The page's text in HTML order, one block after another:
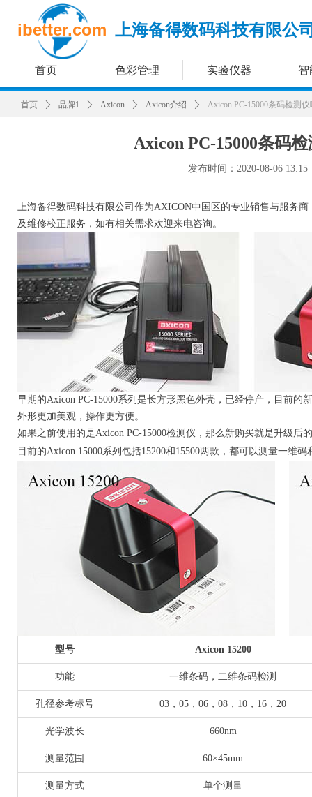
首页 色彩管理 实验仪器 智
ibetter.com 上海备得数码科技有限公
Axicon PC-15000条码
发布时间： 2020-08-06 13:15
上海备得数码科技有限公司作为AXICON中国区的专业销售与服务
及维修校正服务，如有相关需求欢迎来电咨询。
早期的Axicon PC-15000系列是长方形黑色外壳，已经停产，目前
外形更加美观，操作更方便。
如果之前使用的是Axicon PC-15000检测仪，那么新购买就是升级后
目前的Axicon 15000系列包括15200和15500两款，都可以测量一维
型号 Axicon 15200
功能 一维条码，二维条码检测
孔径参考标号 03，05，06，08，10，16，20
光学波长 660nm
测量范围 60×45mm
测量方式 单个测量
首页 ꄲ 品牌1 ꄲ Axicon ꄲ Axicon介绍 ꄲ Axicon PC-15000条码检测